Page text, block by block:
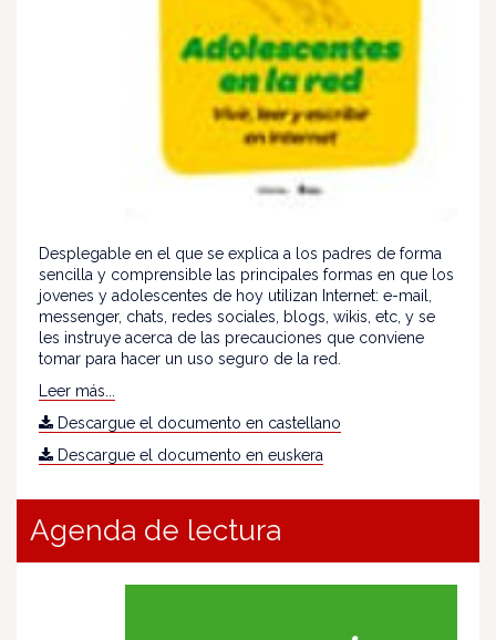
Desplegable en el que se explica a los padres de forma
sencilla y comprensible las principales formas en que los
jovenes y adolescentes de hoy utilizan Internet: e-mail,
messenger, chats, redes sociales, blogs, wikis, etc, y se
les instruye acerca de las precauciones que conviene
tomar para hacer un uso seguro de la red.
Leer más...
Descargue el documento en castellano
Descargue el documento en euskera
Agenda de lectura